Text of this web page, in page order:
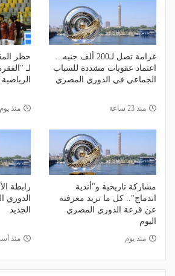
غرامة تصل لـ200 ألف جنيه..
اعتماد عقوبات مشددة للسباب
الجماعي في الدوري المصري
منذ 23 ساعة
حظر
لـ
منذ يوم
مشاركة تاريخية و"أندية
اندماج".. كل ما تريد معرفته
عن قرعة الدوري المصري
اليوم
منذ يوم
رابطة
الدوري
الجديد
منذ